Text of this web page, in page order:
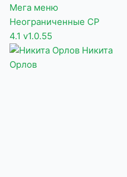
Мега меню
Неограниченные CP
4.1 v1.0.55
Никита
Орлов